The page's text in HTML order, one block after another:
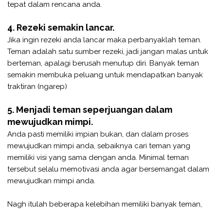
tepat dalam rencana anda.
4. Rezeki semakin lancar.
Jika ingin rezeki anda lancar maka perbanyaklah teman.
Teman adalah satu sumber rezeki, jadi jangan malas untuk
berteman, apalagi berusah menutup diri. Banyak teman
semakin membuka peluang untuk mendapatkan banyak
traktiran (ngarep)
5. Menjadi teman seperjuangan dalam
mewujudkan mimpi.
Anda pasti memiliki impian bukan, dan dalam proses
mewujudkan mimpi anda, sebaiknya cari teman yang
memiliki visi yang sama dengan anda. Minimal teman
tersebut selalu memotivasi anda agar bersemangat dalam
mewujudkan mimpi anda.
Nagh itulah beberapa kelebihan memiliki banyak teman,